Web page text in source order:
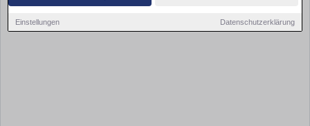
Einstellungen Datenschutzerklärung